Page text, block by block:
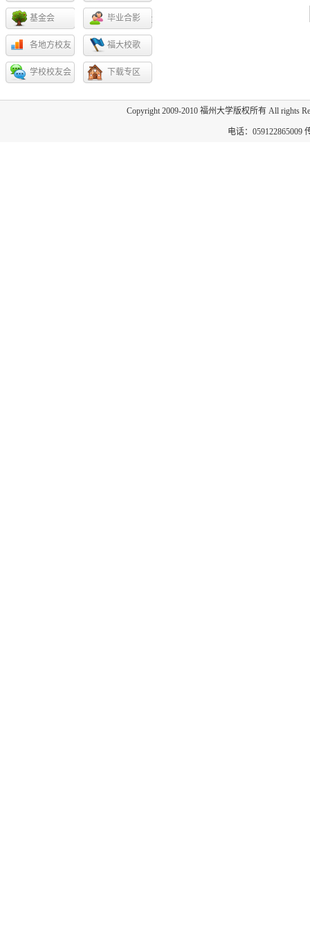
基金会 毕业合影
各地方校友
会
福大校歌
学校校友会 下载专区
Copyright 2009-2010 福州大学版权所有 All rights
电话：059122865009